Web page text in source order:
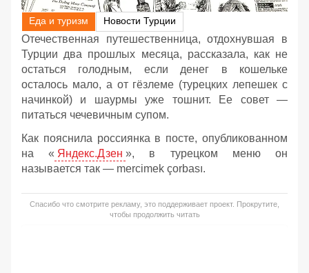
Еда и туризм Новости Турции
Отечественная путешественница, отдохнувшая в
Турции два прошлых месяца, рассказала, как не
остаться голодным, если денег в кошельке
осталось мало, а от гёзлеме (турецких лепешек с
начинкой) и шаурмы уже тошнит. Ее совет —
питаться чечевичным супом.
Как пояснила россиянка в посте, опубликованном
на « Яндекс.Дзен », в турецком меню он
называется так — mercimek çorbası.
Спасибо что смотрите рекламу, это поддерживает проект. Прокрутите,
чтобы продолжить читать